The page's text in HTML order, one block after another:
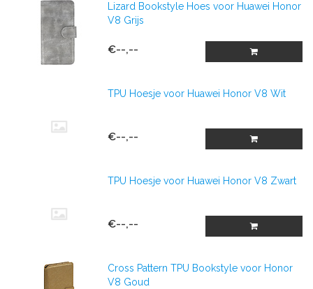
Lizard Bookstyle Hoes voor Huawei Honor
V8 Grijs
€--,--
TPU Hoesje voor Huawei Honor V8 Wit
€--,--
TPU Hoesje voor Huawei Honor V8 Zwart
€--,--
Cross Pattern TPU Bookstyle voor Honor
V8 Goud